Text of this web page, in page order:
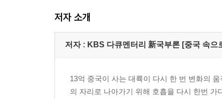
중국 시장, 브랜드의 고급화와 현지화로 성공할 수
에필로그 / 지금은 마지막 승부수를 던질 때!
저자 소개
저자 : KBS 다큐멘터리 新국부론 [중국 속으
13억 중국이 사는 대륙이 다시 한 번 변화의
의 자리로 나아가기 위해 호흡을 다시 한번